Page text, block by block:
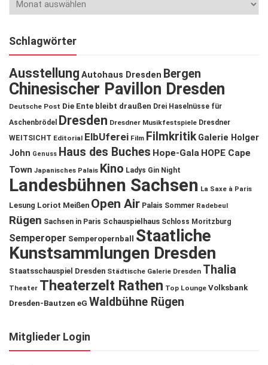
Schlagwörter
Ausstellung Autohaus Dresden Bergen
Chinesischer Pavillon Dresden
Deutsche Post Die Ente bleibt draußen Drei Haselnüsse für
Aschenbrödel
Dresden Dresdner Musikfestspiele Dresdner
WEITSICHT Editorial ElbUferei Film Filmkritik Galerie Holger
John Genuss Haus des Buches Hope-Gala HOPE Cape
Town Japanisches Palais Kino Ladys Gin Night
Landesbühnen Sachsen La Saxe à Paris
Lesung Loriot Meißen Open Air Palais Sommer Radebeul
Rügen Sachsen in Paris Schauspielhaus Schloss Moritzburg
Semperoper Semperopernball
Staatliche
Kunstsammlungen Dresden
Staatsschauspiel Dresden Städtische Galerie Dresden Thalia
Theater Theaterzelt Rathen Top Lounge Volksbank
Dresden-Bautzen eG Waldbühne Rügen
Mitglieder Login